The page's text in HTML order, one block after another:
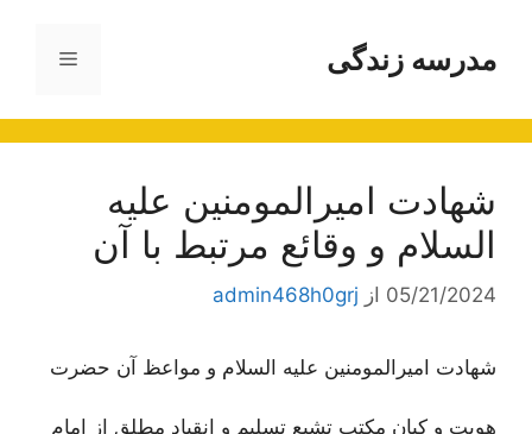
محتوامدرسه زندگی فهرست
شهادت امیرالمومنین علیه
السلام و وقائع مرتبط با آن
05/21/2024 از admin468h0grj
شهادت امیرالمومنین علیه السلام و مواعظ آن حضرت
هویت و كیان مكتب تشیع تسلیم و انقیاد مطلق از امام